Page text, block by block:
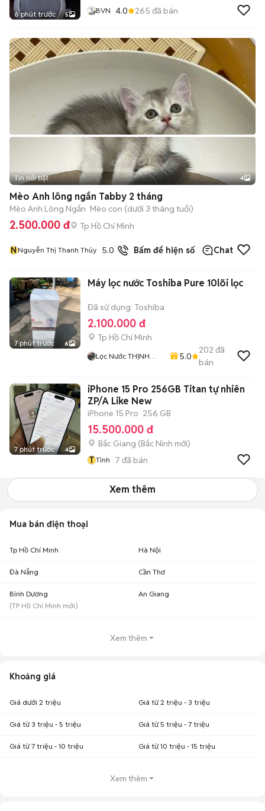
6 phút trước 5 BVN 4.0 265 đã bán
Tin nổi bật 4
Mèo Anh lông ngắn Tabby 2 tháng
Mèo Anh Lông Ngắn Mèo con (dưới 3 tháng tuổi)
2.500.000 đ Tp Hồ Chí Minh
NNguyễn Thị Thanh Thủy 5.0 19 đã bán
Bấm để hiện số Chat
7 phút trước 6
Máy lọc nước Toshiba Pure 10lõi lọc
Đã sử dụng Toshiba
2.100.000 đ
Tp Hồ Chí Minh
Lọc Nước THỊNH
5.0
202 đã
bán
7 phút trước 4
iPhone 15 Pro 256GB Titan tự nhiên
ZP/A Like New
iPhone 15 Pro 256 GB
15.500.000 đ
Bắc Giang (Bắc Ninh mới)
T Tỉnh 7 đã bán
Xem thêm
Mua bán điện thoại
Tp Hồ Chí Minh Hà Nội
Đà Nẵng Cần Thơ
Bình Dương
(TP Hồ Chí Minh mới)
An Giang
Xem thêm
Khoảng giá
Giá dưới 2 triệu Giá từ 2 triệu - 3 triệu
Giá từ 3 triệu - 5 triệu Giá từ 5 triệu - 7 triệu
Giá từ 7 triệu - 10 triệu Giá từ 10 triệu - 15 triệu
Xem thêm